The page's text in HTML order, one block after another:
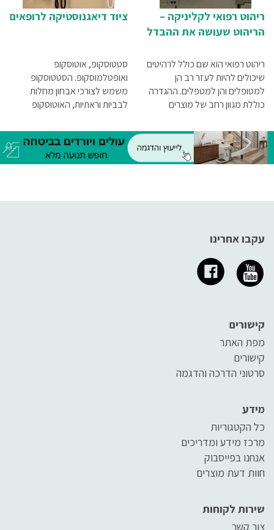
ריהוט רפואי לקליניקה –
הריהוט שעושה את ההבדל
ריהוט רפואי הוא שם כולל לרהיטים
שיכולים להיות לעזר רב הן
למטופלים והן למטפלים. ההגדרה
כוללת מגוון רחב של מוצרים
ונוח יותר עבור המטופל והמטפל
כאחד, ואין ספק שכל קליניקה
ומוסד רפואי צריכים להצטייד בהם.
ציוד דיאגנוסטיקה לרופאים
סטטוסקופ, אוטוסקופ
ואופטלמוסקופ. הסטטוסקופ
משמש לצורכי אבחון מחלות
לבביות וראתיות, האוטוסקופ
לבדיקת קרקעית העין, ולכן אין
ספק שהם חייבים להיות איכותיים
עקבו אחרינו
קישורים
מפת האתר
קישורים
סרטוני הדרכה והדגמה
מידע
כל הקטגוריות
מרכז מידע ומדריכים
אנחנו בפייסבוק
חוות דעת מוצרים
שירות לקוחות
צור קשר